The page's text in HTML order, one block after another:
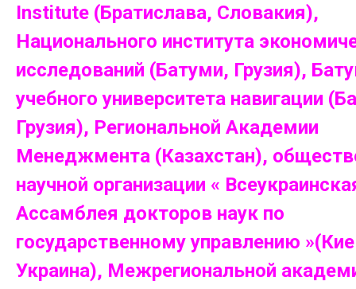
Institute (Братислава, Словакия),
Национального института
исследований (Батуми, Грузия),
учебного университета навигации
Грузия), Региональной Академии
Менеджмента (Казахстан),
научной организации «
Ассамблея докторов наук по
государственному управлению
Украина), Межрегиональной